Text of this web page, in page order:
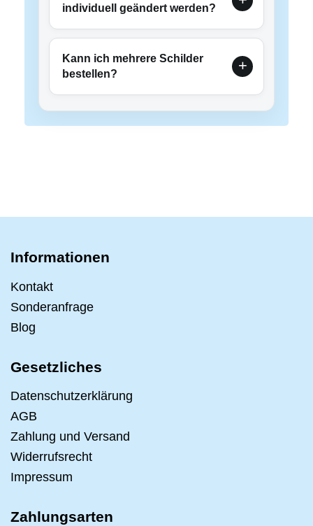
individuell geändert werden?
Kann ich mehrere Schilder
bestellen?
Informationen
Kontakt
Sonderanfrage
Blog
Gesetzliches
Datenschutzerklärung
AGB
Zahlung und Versand
Widerrufsrecht
Impressum
Zahlungsarten